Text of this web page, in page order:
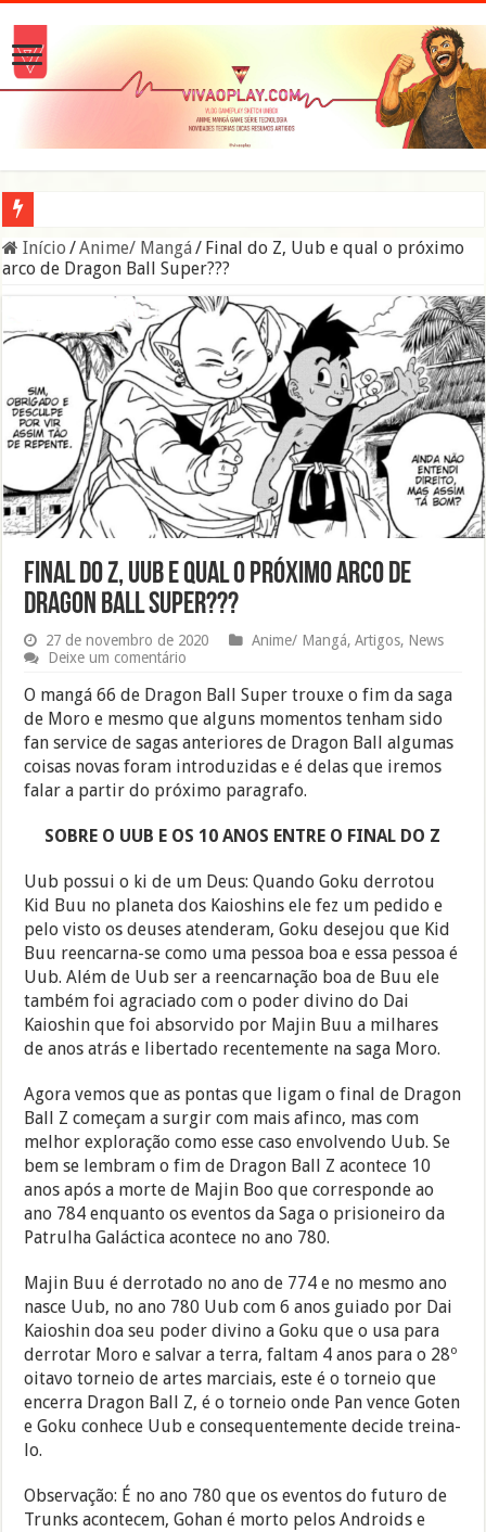
A verdade sobre os Namekuseijins – DRAGON BALL #News
Início /Anime/ Mangá/ Final do Z, Uub e qual o próximo
arco de Dragon Ball Super???
Final do Z, Uub e qual o próximo arco de
Dragon Ball Super???
27 de novembro de 2020 Anime/ Mangá,Artigos, News
Deixe um comentário
O mangá 66 de Dragon Ball Super trouxe o fim da saga
de Moro e mesmo que alguns momentos tenham sido
fan service de sagas anteriores de Dragon Ball algumas
coisas novas foram introduzidas e é delas que iremos
falar a partir do próximo paragrafo.
SOBRE O UUB E OS 10 ANOS ENTRE O FINAL DO Z
Uub possui o ki de um Deus: Quando Goku derrotou
Kid Buu no planeta dos Kaioshins ele fez um pedido e
pelo visto os deuses atenderam, Goku desejou que Kid
Buu reencarna-se como uma pessoa boa e essa pessoa é
Uub. Além de Uub ser a reencarnação boa de Buu ele
também foi agraciado com o poder divino do Dai
Kaioshin que foi absorvido por Majin Buu a milhares
de anos atrás e libertado recentemente na saga Moro.
Agora vemos que as pontas que ligam o final de Dragon
Ball Z começam a surgir com mais afinco, mas com
melhor exploração como esse caso envolvendo Uub. Se
bem se lembram o fim de Dragon Ball Z acontece 10
anos após a morte de Majin Boo que corresponde ao
ano 784 enquanto os eventos da Saga o prisioneiro da
Patrulha Galáctica acontece no ano 780.
Majin Buu é derrotado no ano de 774 e no mesmo ano
nasce Uub, no ano 780 Uub com 6 anos guiado por Dai
Kaioshin doa seu poder divino a Goku que o usa para
derrotar Moro e salvar a terra, faltam 4 anos para o 28º
oitavo torneio de artes marciais, este é o torneio que
encerra Dragon Ball Z, é o torneio onde Pan vence Goten
e Goku conhece Uub e consequentemente decide treina-
lo.
Observação: É no ano 780 que os eventos do futuro de
Trunks acontecem, Gohan é morto pelos Androids e